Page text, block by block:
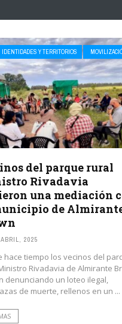
IDENTIDADES Y TERRITORIOS
del parque rural
Rivadavia
una mediación
de
2025
hace tiempo los vecinos del
Rivadavia de Almirante
denunciando un loteo ilegal,
de muerte, rellenos en un ...